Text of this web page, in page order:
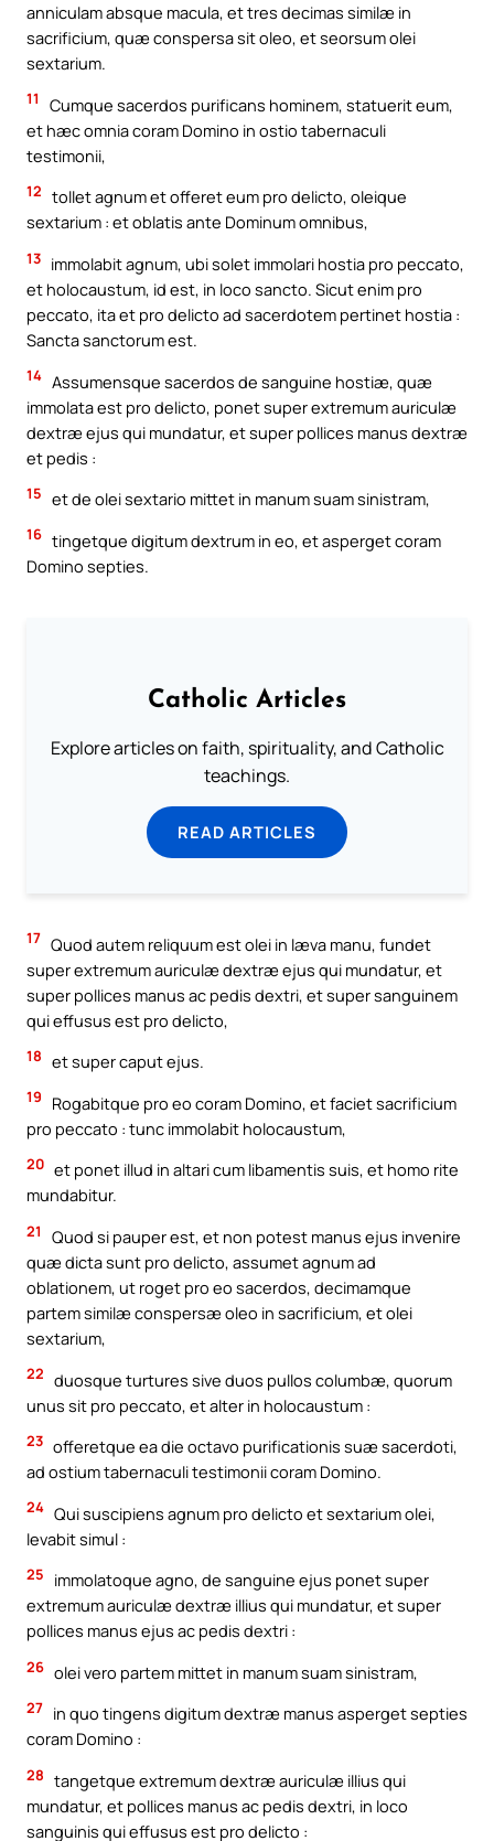
anniculam absque macula, et tres decimas similæ in
sacrificium, quæ conspersa sit oleo, et seorsum olei
sextarium.
11
Cumque sacerdos purificans hominem, statuerit eum,
et hæc omnia coram Domino in ostio tabernaculi
testimonii,
12 tollet agnum et offeret eum pro delicto, oleique
sextarium : et oblatis ante Dominum omnibus,
13 immolabit agnum, ubi solet immolari hostia pro peccato,
et holocaustum, id est, in loco sancto. Sicut enim pro
peccato, ita et pro delicto ad sacerdotem pertinet hostia :
Sancta sanctorum est.
14 Assumensque sacerdos de sanguine hostiæ, quæ
immolata est pro delicto, ponet super extremum auriculæ
dextræ ejus qui mundatur, et super pollices manus dextræ
et pedis :
15 et de olei sextario mittet in manum suam sinistram,
16 tingetque digitum dextrum in eo, et asperget coram
Domino septies.
Catholic Articles
Explore articles on faith, spirituality, and Catholic
teachings.
READ ARTICLES
17 Quod autem reliquum est olei in læva manu, fundet
super extremum auriculæ dextræ ejus qui mundatur, et
super pollices manus ac pedis dextri, et super sanguinem
qui effusus est pro delicto,
18 et super caput ejus.
19
Rogabitque pro eo coram Domino, et faciet sacrificium
pro peccato : tunc immolabit holocaustum,
20 et ponet illud in altari cum libamentis suis, et homo rite
mundabitur.
21
Quod si pauper est, et non potest manus ejus invenire
quæ dicta sunt pro delicto, assumet agnum ad
oblationem, ut roget pro eo sacerdos, decimamque
partem similæ conspersæ oleo in sacrificium, et olei
sextarium,
22 duosque turtures sive duos pullos columbæ, quorum
unus sit pro peccato, et alter in holocaustum :
23 offeretque ea die octavo purificationis suæ sacerdoti,
ad ostium tabernaculi testimonii coram Domino.
24 Qui suscipiens agnum pro delicto et sextarium olei,
levabit simul :
25
immolatoque agno, de sanguine ejus ponet super
extremum auriculæ dextræ illius qui mundatur, et super
pollices manus ejus ac pedis dextri :
26 olei vero partem mittet in manum suam sinistram,
27 in quo tingens digitum dextræ manus asperget septies
coram Domino :
28 tangetque extremum dextræ auriculæ illius qui
mundatur, et pollices manus ac pedis dextri, in loco
sanguinis qui effusus est pro delicto :